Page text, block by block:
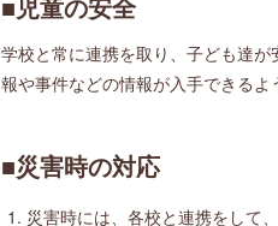
学校と常に連携を取り、子ども達
報や事件などの情報が入手できる
■災害時の対応
災害時には、各校と連携をして